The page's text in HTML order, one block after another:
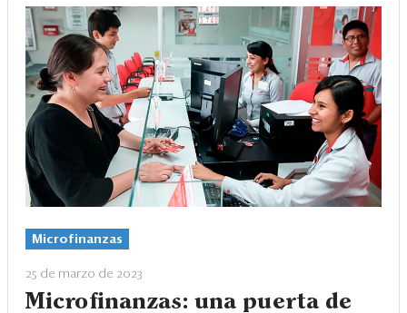
Microfinanzas
25 de marzo de 2023
Microfinanzas: una puerta de